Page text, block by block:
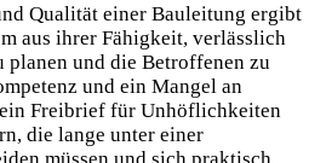
Qualität einer Bauleitung ergibt
aus ihrer Fähigkeit, verlässlich
planen und die Betroffenen zu
und ein Mangel an
Freibrief für Unhöflichkeiten
die lange unter einer
müssen und sich praktisch